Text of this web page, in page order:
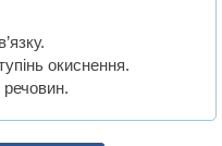
окиснення.
речовин.